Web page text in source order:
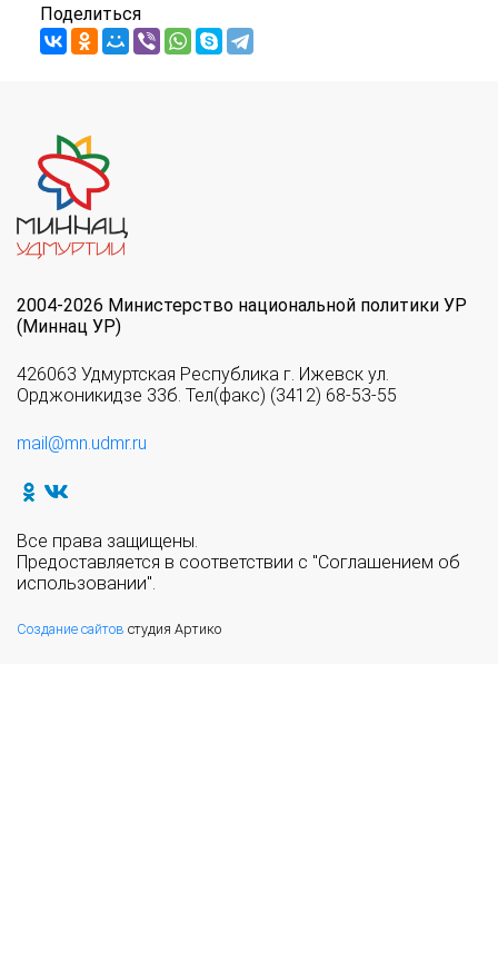
Поделиться
2004-2026 Министерство национальной политики УР
(Миннац УР)
426063 Удмуртская Республика г. Ижевск ул.
Орджоникидзе 33б. Тел(факс) (3412) 68-53-55
mail@mn.udmr.ru
Все права защищены.
Предоставляется в соответствии с "Соглашением об
использовании".
Создание сайтов студия Артико